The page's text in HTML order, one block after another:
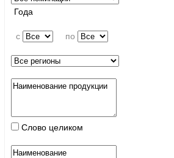
Года
c по
Слово целиком